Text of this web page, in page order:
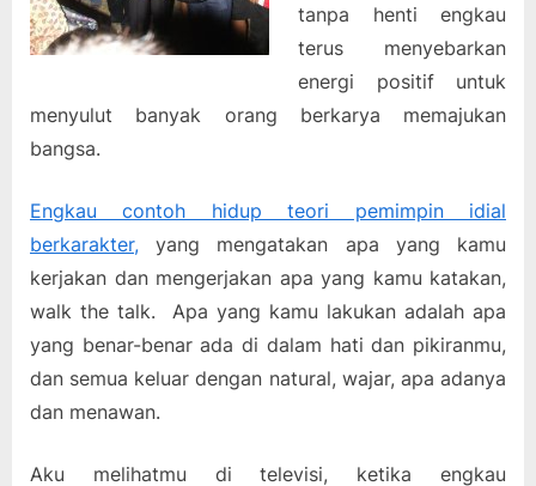
tanpa henti engkau
terus menyebarkan
energi positif untuk
menyulut banyak orang berkarya memajukan
bangsa.
Engkau contoh hidup teori pemimpin idial
berkarakter, yang mengatakan apa yang kamu
kerjakan dan mengerjakan apa yang kamu katakan,
walk the talk. Apa yang kamu lakukan adalah apa
yang benar-benar ada di dalam hati dan pikiranmu,
dan semua keluar dengan natural, wajar, apa adanya
dan menawan.
Aku melihatmu di televisi, ketika engkau